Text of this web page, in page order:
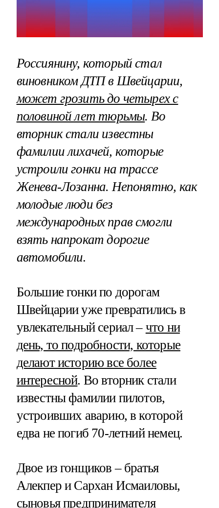
Россиянину, который стал
виновником ДТП в Швейцарии,
может грозить до четырех с
половиной лет тюрьмы. Во
вторник стали известны
фамилии лихачей, которые
устроили гонки на трассе
Женева-Лозанна. Непонятно, как
молодые люди без
международных прав смогли
взять напрокат дорогие
автомобили.
Большие гонки по дорогам
Швейцарии уже превратились в
увлекательный сериал – что ни
день, то подробности, которые
делают историю все более
интересной. Во вторник стали
известны фамилии пилотов,
устроивших аварию, в которой
едва не погиб 70-летний немец.
Двое из гонщиков – братья
Алекпер и Сархан Исмаиловы,
сыновья предпринимателя